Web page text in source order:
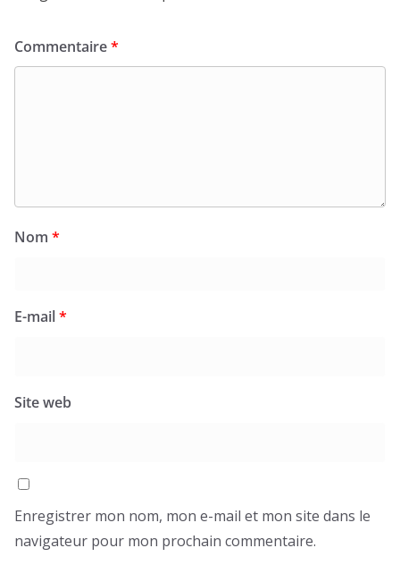
Commentaire*
Nom *
E-mail*
Site web
Enregistrer mon nom, mon e-mail et mon site dans le
navigateur pour mon prochain commentaire.